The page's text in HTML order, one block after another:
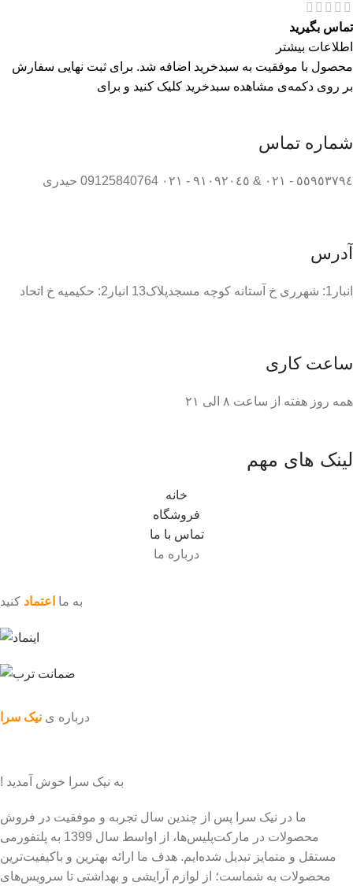
تماس بگیرید
اطلاعات بیشتر
محصول با موفقیت به سبدخرید اضافه شد. برای ثبت نهایی سفارش
بر روی دکمه‌ی مشاهده سبدخرید کلیک کنید و برای
شماره تماس
٥٥٩٥٣٧٩٤ - ٠٢١ & ٩١٠٩٢٠٤٥ - ٠٢١ 09125840764 حیدری
آدرس
انبار1: شهرری خ آستانه کوچه مسجدپلاک13 انبار2: حکیمیه خ اتحاد
ساعت کاری
همه روز هفته از ساعت ٨ الی ۲۱
لینک های مهم
خانه
فروشگاه
تماس با ما
درباره ما
درباره ی نیک سرا
به نیک سرا خوش آمدید !
ما در نیک سرا پس از چندین سال تجربه و موفقیت در فروش
محصولات در مارکت‌پلیس‌ها، از اواسط سال 1399 به پلتفورمی
مستقل و متمایز تبدیل شده‌ایم. هدف ما ارائه بهترین و باکیفیت‌ترین
محصولات به شماست؛ از لوازم آرایشی و بهداشتی تا سرویس‌های
به ما اعتماد کنید